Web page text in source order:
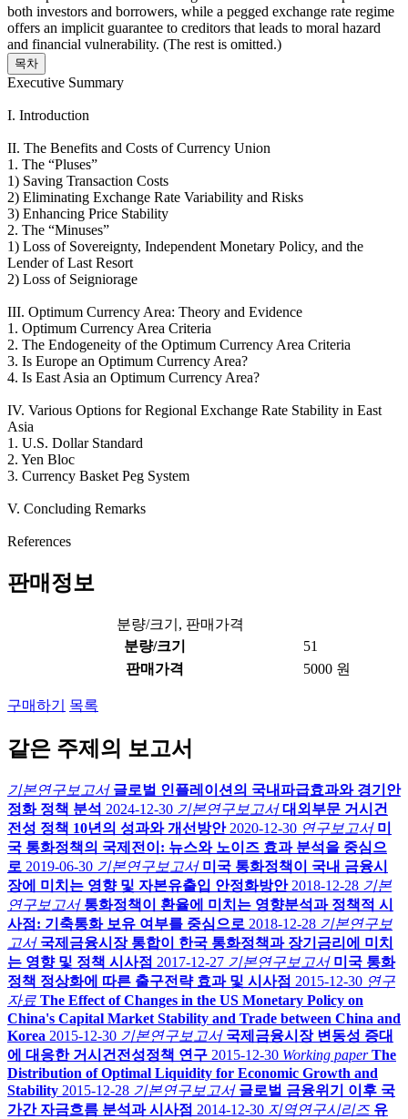
both investors and borrowers, while a pegged exchange rate regime
offers an implicit guarantee to creditors that leads to moral hazard
and financial vulnerability. (The rest is omitted.)
목차
Executive Summary
I. Introduction
II. The Benefits and Costs of Currency Union
1. The “Pluses”
1) Saving Transaction Costs
2) Eliminating Exchange Rate Variability and Risks
3) Enhancing Price Stability
2. The “Minuses”
1) Loss of Sovereignty, Independent Monetary Policy, and the
Lender of Last Resort
2) Loss of Seigniorage
III. Optimum Currency Area: Theory and Evidence
1. Optimum Currency Area Criteria
2. The Endogeneity of the Optimum Currency Area Criteria
3. Is Europe an Optimum Currency Area?
4. Is East Asia an Optimum Currency Area?
IV. Various Options for Regional Exchange Rate Stability in East
Asia
1. U.S. Dollar Standard
2. Yen Bloc
3. Currency Basket Peg System
V. Concluding Remarks
References
판매정보
분량/크기, 판매가격
분량/크기
51
판매가격
5000 원
구매하기 목록
같은 주제의 보고서
기본연구보고서 글로벌 인플레이션의 국내파급효과와 경기안
정화 정책 분석 2024-12-30 기본연구보고서 대외부문 거시건
전성 정책 10년의 성과와 개선방안 2020-12-30 연구보고서 미
국 통화정책의 국제전이: 뉴스와 노이즈 효과 분석을 중심으
로 2019-06-30 기본연구보고서 미국 통화정책이 국내 금융시
장에 미치는 영향 및 자본유출입 안정화방안 2018-12-28 기본
연구보고서 통화정책이 환율에 미치는 영향분석과 정책적 시
사점: 기축통화 보유 여부를 중심으로 2018-12-28 기본연구보
고서 국제금융시장 통합이 한국 통화정책과 장기금리에 미치
는 영향 및 정책 시사점 2017-12-27 기본연구보고서 미국 통화
정책 정상화에 따른 출구전략 효과 및 시사점 2015-12-30 연구
자료 The Effect of Changes in the US Monetary Policy on
China's Capital Market Stability and Trade between China and
Korea 2015-12-30 기본연구보고서 국제금융시장 변동성 증대
에 대응한 거시건전성정책 연구 2015-12-30 Working paper The
Distribution of Optimal Liquidity for Economic Growth and
Stability 2015-12-28 기본연구보고서 글로벌 금융위기 이후 국
가간 자금흐름 분석과 시사점 2014-12-30 지역연구시리즈 유